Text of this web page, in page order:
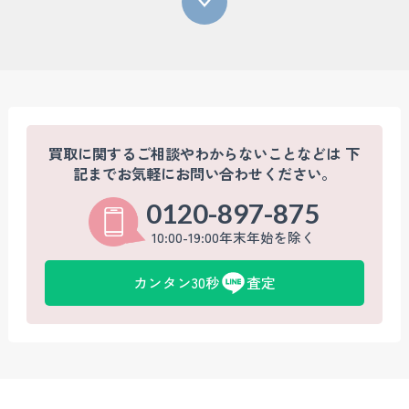
買取に関するご相談やわからないことなどは 下
記までお気軽にお問い合わせください。
0120-897-875
10:00-19:00年末年始を除く
カンタン30秒 査定